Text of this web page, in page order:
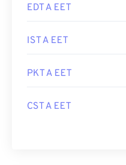
EDT A EET
IST A EET
PKT A EET
CST A EET